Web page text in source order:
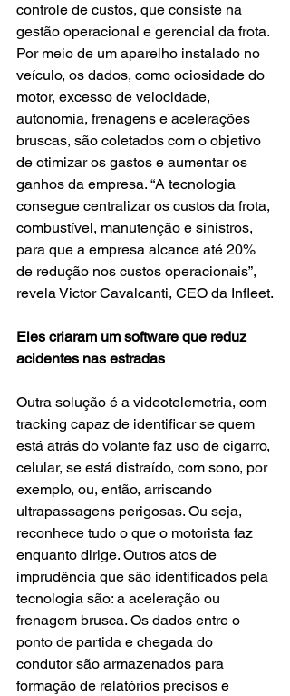
controle de custos, que consiste na
gestão operacional e gerencial da frota.
Por meio de um aparelho instalado no
veículo, os dados, como ociosidade do
motor, excesso de velocidade,
autonomia, frenagens e acelerações
bruscas, são coletados com o objetivo
de otimizar os gastos e aumentar os
ganhos da empresa. “A tecnologia
consegue centralizar os custos da frota,
combustível, manutenção e sinistros,
para que a empresa alcance até 20%
de redução nos custos operacionais”,
revela Victor Cavalcanti, CEO da Infleet.
Eles criaram um software que reduz
acidentes nas estradas
Outra solução é a videotelemetria, com
tracking capaz de identificar se quem
está atrás do volante faz uso de cigarro,
celular, se está distraído, com sono, por
exemplo, ou, então, arriscando
ultrapassagens perigosas. Ou seja,
reconhece tudo o que o motorista faz
enquanto dirige. Outros atos de
imprudência que são identificados pela
tecnologia são: a aceleração ou
frenagem brusca. Os dados entre o
ponto de partida e chegada do
condutor são armazenados para
formação de relatórios precisos e